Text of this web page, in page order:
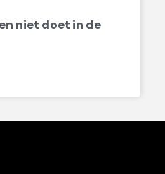
niet doet in de